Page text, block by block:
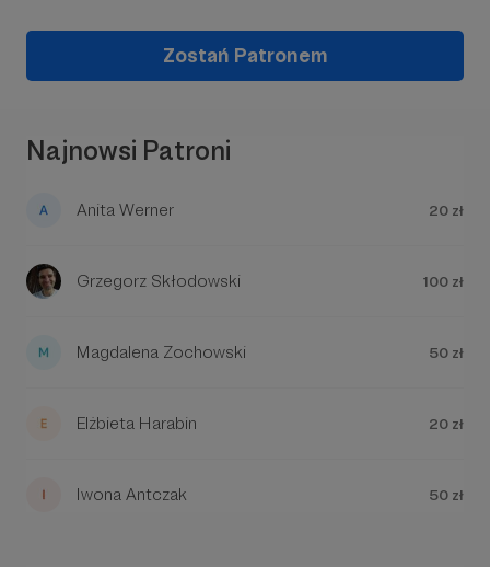
Zostań Patronem
Najnowsi Patroni
Anita Werner 20 zł
Grzegorz Skłodowski 100 zł
Magdalena Zochowski 50 zł
Elżbieta Harabin 20 zł
Iwona Antczak 50 zł